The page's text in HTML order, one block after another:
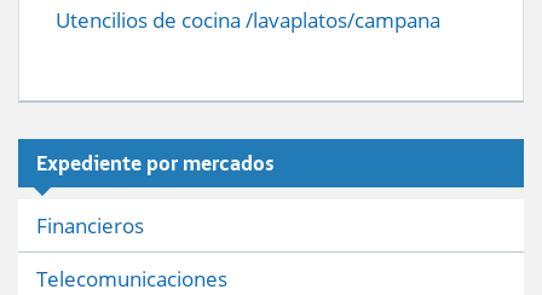
Utencilios de cocina /lavaplatos/campana
Expediente por mercados
Financieros
Telecomunicaciones